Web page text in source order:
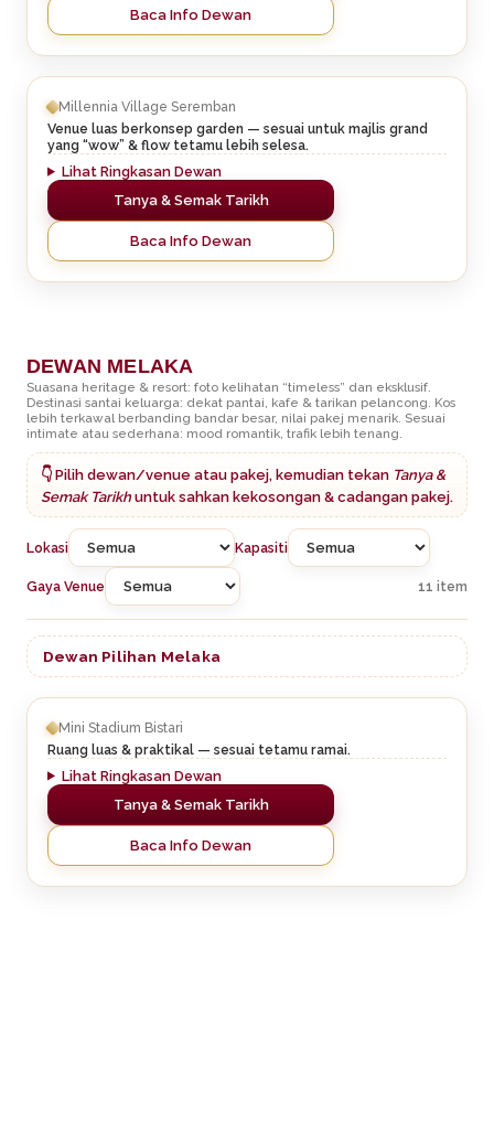
Baca Info Dewan
Millennia Village Seremban
Venue luas berkonsep garden — sesuai untuk majlis grand
yang “wow” & flow tetamu lebih selesa.
Lihat Ringkasan Dewan
Tanya & Semak Tarikh
Baca Info Dewan
DEWAN MELAKA
Suasana heritage & resort: foto kelihatan “timeless” dan eksklusif.
Destinasi santai keluarga: dekat pantai, kafe & tarikan pelancong. Kos
lebih terkawal berbanding bandar besar, nilai pakej menarik. Sesuai
intimate atau sederhana: mood romantik, trafik lebih tenang.
👇 Pilih dewan/venue atau pakej, kemudian tekan Tanya &
Semak Tarikhuntuk sahkan kekosongan & cadangan pakej.
Lokasi Kapasiti
Gaya Venue 11 item
Dewan Pilihan Melaka
Mini Stadium Bistari
Ruang luas & praktikal — sesuai tetamu ramai.
Lihat Ringkasan Dewan
Tanya & Semak Tarikh
Baca Info Dewan